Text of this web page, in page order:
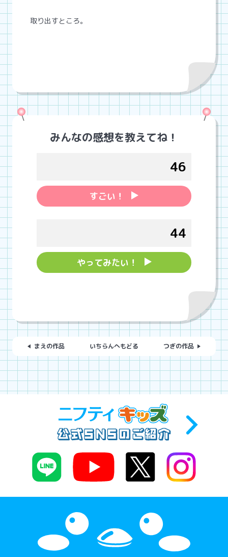
取り出すところ。
みんなの感想を教えてね！
すごい！
46
やってみたい！
44
まえの作品 いちらんへもどる つぎの作品